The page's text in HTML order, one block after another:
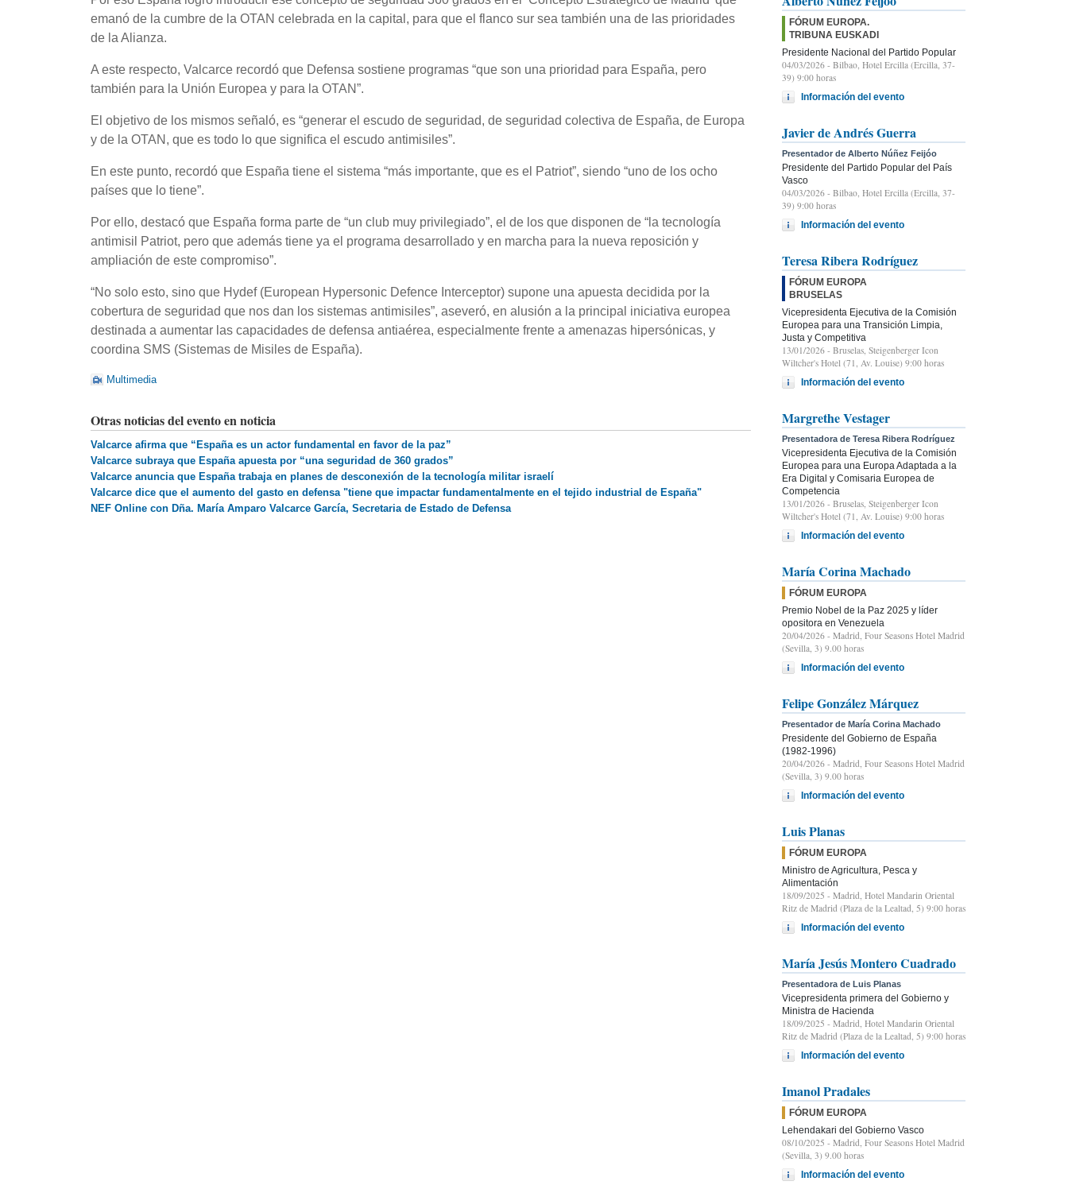
emanó de la cumbre de la OTAN celebrada en la capital, para que el flanco sur sea también una de las prioridades
de la Alianza.
A este respecto, Valcarce recordó que Defensa sostiene programas “que son una prioridad para España, pero
también para la Unión Europea y para la OTAN”.
El objetivo de los mismos señaló, es “generar el escudo de seguridad, de seguridad colectiva de España, de Europa
y de la OTAN, que es todo lo que significa el escudo antimisiles”.
En este punto, recordó que España tiene el sistema “más importante, que es el Patriot”, siendo “uno de los ocho
países que lo tiene”.
Por ello, destacó que España forma parte de “un club muy privilegiado”, el de los que disponen de “la tecnología
antimisil Patriot, pero que además tiene ya el programa desarrollado y en marcha para la nueva reposición y
ampliación de este compromiso”.
“No solo esto, sino que Hydef (European Hypersonic Defence Interceptor) supone una apuesta decidida por la
cobertura de seguridad que nos dan los sistemas antimisiles”, aseveró, en alusión a la principal iniciativa europea
destinada a aumentar las capacidades de defensa antiaérea, especialmente frente a amenazas hipersónicas, y
coordina SMS (Sistemas de Misiles de España).
Multimedia
Otras noticias del evento en noticia
Valcarce afirma que “España es un actor fundamental en favor de la paz”
Valcarce subraya que España apuesta por “una seguridad de 360 grados”
Valcarce anuncia que España trabaja en planes de desconexión de la tecnología militar israelí
Valcarce dice que el aumento del gasto en defensa "tiene que impactar fundamentalmente en el tejido industrial de España"
NEF Online con Dña. María Amparo Valcarce García, Secretaria de Estado de Defensa
FÓRUM EUROPA.
TRIBUNA EUSKADI
Presidente Nacional del Partido Popular
04/03/2026 - Bilbao, Hotel Ercilla (Ercilla, 37-
39) 9:00 horas
Información del evento
Javier de Andrés Guerra
Presentador de Alberto Núñez Feijóo
Presidente del Partido Popular del País
Vasco
04/03/2026 - Bilbao, Hotel Ercilla (Ercilla, 37-
39) 9:00 horas
Información del evento
Teresa Ribera Rodríguez
FÓRUM EUROPA
BRUSELAS
Vicepresidenta Ejecutiva de la Comisión
Europea para una Transición Limpia,
Justa y Competitiva
13/01/2026 - Bruselas, Steigenberger Icon
Wiltcher's Hotel (71, Av. Louise) 9:00 horas
Información del evento
Margrethe Vestager
Presentadora de Teresa Ribera Rodríguez
Vicepresidenta Ejecutiva de la Comisión
Europea para una Europa Adaptada a la
Era Digital y Comisaria Europea de
Competencia
13/01/2026 - Bruselas, Steigenberger Icon
Wiltcher's Hotel (71, Av. Louise) 9:00 horas
Información del evento
María Corina Machado
FÓRUM EUROPA
Premio Nobel de la Paz 2025 y líder
opositora en Venezuela
20/04/2026 - Madrid, Four Seasons Hotel Madrid
(Sevilla, 3) 9.00 horas
Información del evento
Felipe González Márquez
Presentador de María Corina Machado
Presidente del Gobierno de España
(1982-1996)
20/04/2026 - Madrid, Four Seasons Hotel Madrid
(Sevilla, 3) 9.00 horas
Información del evento
Luis Planas
FÓRUM EUROPA
Ministro de Agricultura, Pesca y
Alimentación
18/09/2025 - Madrid, Hotel Mandarin Oriental
Ritz de Madrid (Plaza de la Lealtad, 5) 9:00 horas
Información del evento
María Jesús Montero Cuadrado
Presentadora de Luis Planas
Vicepresidenta primera del Gobierno y
Ministra de Hacienda
18/09/2025 - Madrid, Hotel Mandarin Oriental
Ritz de Madrid (Plaza de la Lealtad, 5) 9:00 horas
Información del evento
Imanol Pradales
FÓRUM EUROPA
Lehendakari del Gobierno Vasco
08/10/2025 - Madrid, Four Seasons Hotel Madrid
(Sevilla, 3) 9.00 horas
Información del evento